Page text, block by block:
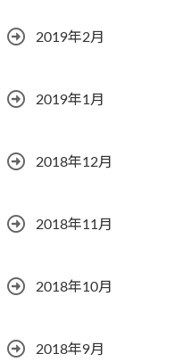
2019年2月
2019年1月
2018年12月
2018年11月
2018年10月
2018年9月